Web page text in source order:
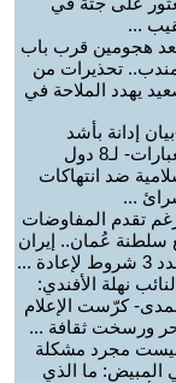
...
هجومين قرب باب
تحذيرات من
يهدد الملاحة في
إدانة بأشد
العبارات- لـ8 دول
ضد انتهاكات
...
تقدم المفاوضات
سلطنة عُمان.. إيران
لإعادة ...
نهلة الأفندي:
كرّست الإعلام
ورسخت ثقافة ...
مجرد مشكلة
المبيض: ما الذي